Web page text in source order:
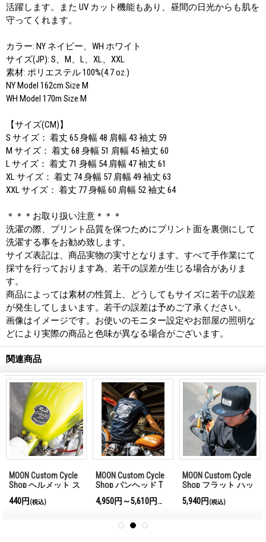
活躍します。また UV カット機能もあり、昼間の日光からも肌を
守ってくれます。
カラー: NY ネイビー、WH ホワイト
サイズ(JP): S、M、L、XL、XXL
素材: ポリエステル 100%(4.7 oz.)
NY Model 162cm Size M
WH Model 170m Size M
【サイズ(CM)】
S サイズ： 着丈 65 身幅 48 肩幅 43 袖丈 59
M サイズ： 着丈 68 身幅 51 肩幅 45 袖丈 60
L サイズ： 着丈 71 身幅 54 肩幅 47 袖丈 61
XL サイズ： 着丈 74 身幅 57 肩幅 49 袖丈 63
XXL サイズ： 着丈 77 身幅 60 肩幅 52 袖丈 64
＊＊＊お取り扱い注意＊＊＊
洗濯の際、プリント品質を保つためにプリント面を裏側にして
洗濯する事をお勧め致します。
サイズ表記は、商品実物の実寸となります。すべて手作業にて
採寸を行っております為、若干の誤差が生じる場合がありま
す。
商品によっては素材の性質上、どうしてもサイズに若干の誤差
が発生してしまいます。若干の誤差は予めご了承ください。
画像はイメージです。お使いのモニター設定やお部屋の照明な
どにより実際の商品と色味が異なる場合がございます。
関連商品
MOON Custom Cycle
Shop ヘルメット ス
440円 (税込)
MOON Custom Cycle
Shop パンヘッド T
4,950円～5,610円
(税込)
MOON Custom Cycle
Shop フラット ハッ
プ
5,940円 (税込)